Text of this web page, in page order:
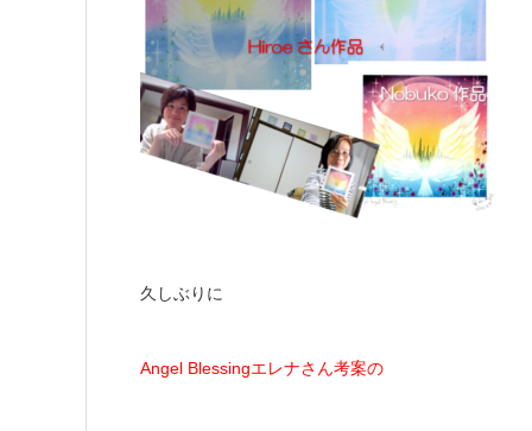
久しぶりに
Angel Blessingエレナさん考案の